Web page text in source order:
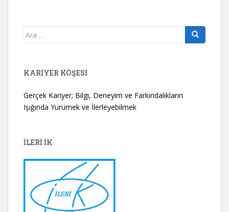
Arama
KARIYER KÖŞESI
Gerçek Kariyer; Bilgi, Deneyim ve Farkındalıkların
Işığında Yürümek ve İlerleyebilmek
İLERİ İK